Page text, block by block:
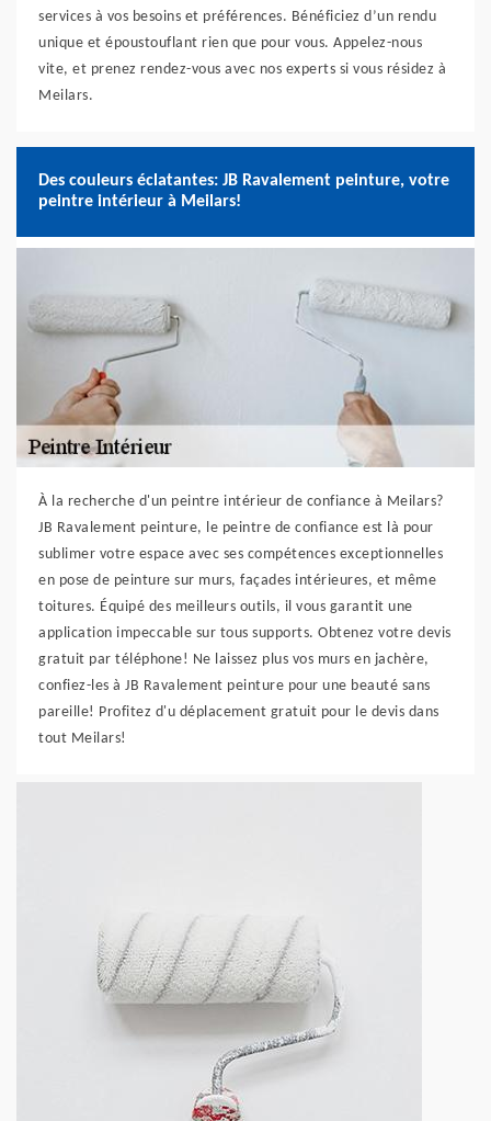
services à vos besoins et préférences. Bénéficiez d’un rendu
unique et époustouflant rien que pour vous. Appelez-nous
vite, et prenez rendez-vous avec nos experts si vous résidez à
Meilars.
Des couleurs éclatantes: JB Ravalement peinture, votre
peintre intérieur à Meilars!
À la recherche d'un peintre intérieur de confiance à Meilars?
JB Ravalement peinture, le peintre de confiance est là pour
sublimer votre espace avec ses compétences exceptionnelles
en pose de peinture sur murs, façades intérieures, et même
toitures. Équipé des meilleurs outils, il vous garantit une
application impeccable sur tous supports. Obtenez votre devis
gratuit par téléphone! Ne laissez plus vos murs en jachère,
confiez-les à JB Ravalement peinture pour une beauté sans
pareille! Profitez d'u déplacement gratuit pour le devis dans
tout Meilars!